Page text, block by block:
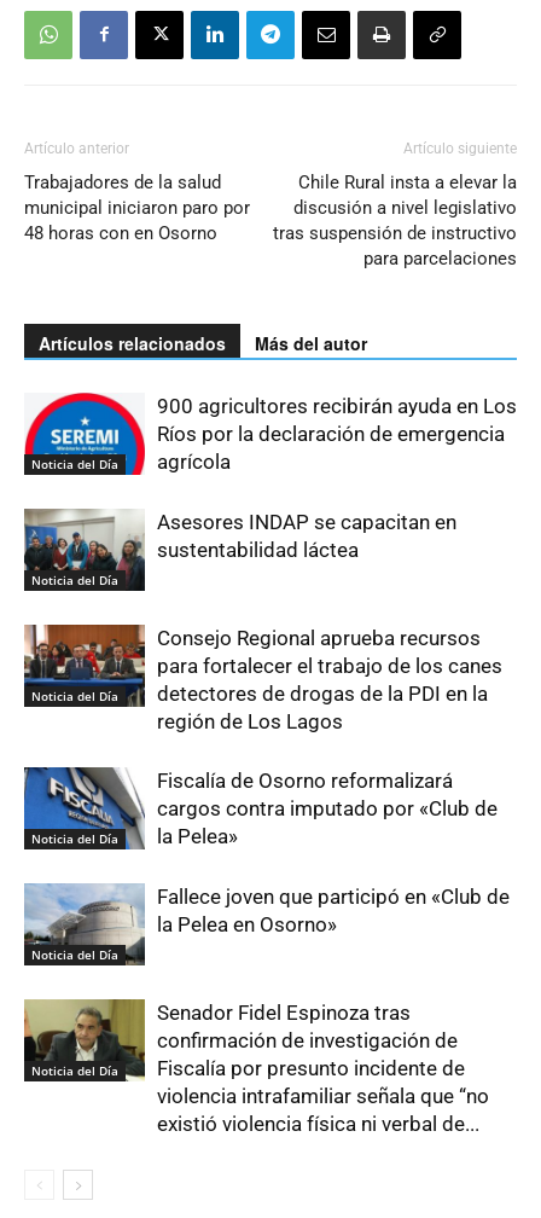
Artículo anterior
Trabajadores de la salud
municipal iniciaron paro por
48 horas con en Osorno
Artículo siguiente
Chile Rural insta a elevar la
discusión a nivel legislativo
tras suspensión de instructivo
para parcelaciones
Artículos relacionados Más del autor
Noticia del Día
900 agricultores recibirán ayuda en Los
Ríos por la declaración de emergencia
agrícola
Noticia del Día
Asesores INDAP se capacitan en
sustentabilidad láctea
Noticia del Día
Consejo Regional aprueba recursos
para fortalecer el trabajo de los canes
detectores de drogas de la PDI en la
región de Los Lagos
Noticia del Día
Fiscalía de Osorno reformalizará
cargos contra imputado por «Club de
la Pelea»
Noticia del Día
Fallece joven que participó en «Club de
la Pelea en Osorno»
Noticia del Día
Senador Fidel Espinoza tras
confirmación de investigación de
Fiscalía por presunto incidente de
violencia intrafamiliar señala que “no
existió violencia física ni verbal de...